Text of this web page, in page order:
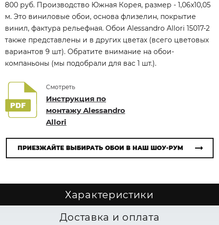
800 руб. Производство Южная Корея, размер - 1,06x10,05
м. Это виниловые обои, основа флизелин, покрытие
винил, фактура рельефная. Обои Alessandro Allori 15017-2
также представлены и в других цветах (всего цветовых
вариантов 9 шт). Обратите внимание на обои-
компаньоны (мы подобрали для вас 1 шт.).
Смотреть
Инструкция по
монтажу Alessandro
Allori
ПРИЕЗЖАЙТЕ ВЫБИРАТЬ ОБОИ В НАШ ШОУ-РУМ
Характеристики
Доставка и оплата